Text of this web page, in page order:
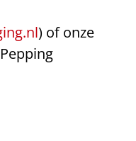
) of onze